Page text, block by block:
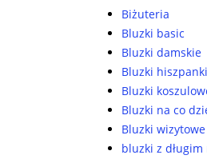
Biżuteria
Bluzki basic
Bluzki damskie
Bluzki hiszpanki
Bluzki
Bluzki na co
Bluzki wizytowe
bluzki z długim